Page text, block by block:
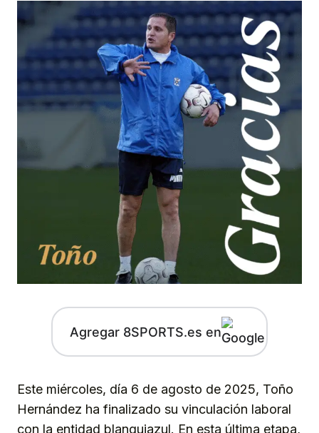
Agregar 8SPORTS.es en
Este miércoles, día 6 de agosto de 2025, Toño
Hernández ha finalizado su vinculación laboral
con la entidad blanquiazul. En esta última etapa,